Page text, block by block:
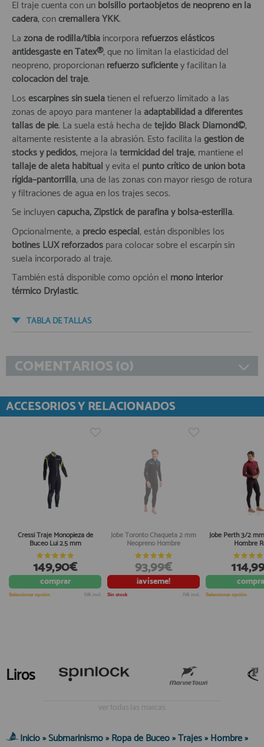
El traje cuenta con unbolsillo portaobjetos de neopreno en la
cadera, concremallera YKK.
Lazona de rodilla/tibiaincorpora refuerzos elásticos
antidesgaste en Tatex®, que no limitan la elasticidad del
neopreno, proporcionanrefuerzo suficientey facilitan la
colocación del traje.
Losescarpines sin suelatienen el refuerzo limitado a las
zonas de apoyo para mantener la adaptabilidad a diferentes
tallas de pie. La suela está hecha detejido Black Diamond©,
altamente resistente a la abrasión. Esto facilita lagestión de
stocks y pedidos, mejora latermicidad del traje, mantiene el
tallaje de aleta habitualy evita el punto crítico de unión bota
rígida–pantorrilla, una de las zonas con mayor riesgo de rotura
y filtraciones de agua en los trajes secos.
Se incluyencapucha, Zipstick de parafina y bolsa-esterilla.
Opcionalmente, a precio especial, están disponibles los
botines LUX reforzadospara colocar sobre el escarpín sin
suela incorporado al traje.
También está disponible como opción el mono interior
térmico Drylastic.
TABLA DE TALLAS
COMENTARIOS (0)
ACCESORIOS Y RELACIONADOS
Cressi Traje Monopieza de
Buceo Lui 2.5 mm
149,90€
comprar
Seleccionar opción IVA incl.
Jobe Toronto Chaqueta 2 mm
Neopreno Hombre
93,99€
¡avíseme!
Sin stock IVA incl.
Jobe Perth 3/2
Hombre
Seleccionar opción
Liros
ver todas las marcas
Inicio»Submarinismo»Ropa de Buceo»Trajes»Hombre»